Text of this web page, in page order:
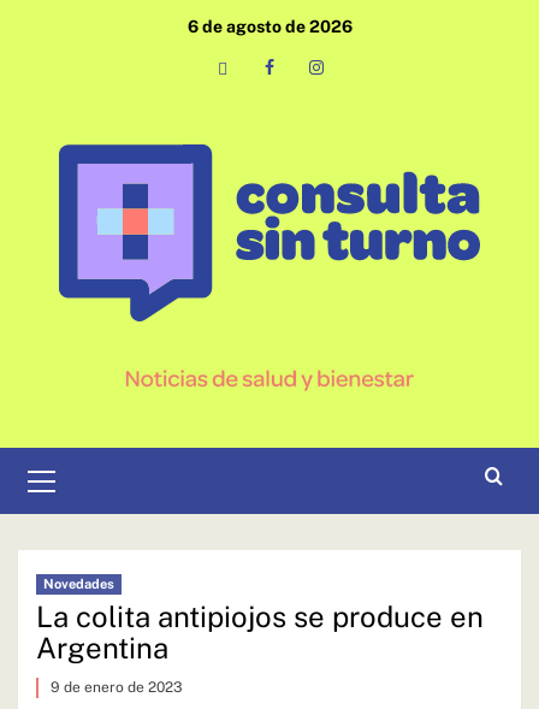
6 de agosto de 2026
primario
Novedades
La colita antipiojos se produce en
Argentina
9 de enero de 2023